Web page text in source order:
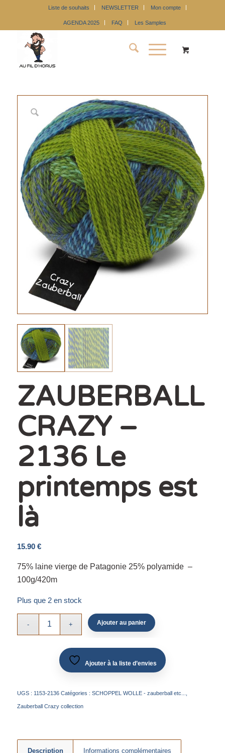
Liste de souhaits NEWSLETTER Mon compte
AGENDA 2025 FAQ Les Samples
ZAUBERBALL
CRAZY –
2136 Le
printemps est
là
15.90 €
75% laine vierge de Patagonie 25% polyamide –
100g/420m
Plus que 2 en stock
Ajouter au panier
Ajouter à la liste d’envies
UGS : 1153-2136 Catégories : SCHOPPEL WOLLE - zauberball etc...
Zauberball Crazy collection
Description Informations complémentaires